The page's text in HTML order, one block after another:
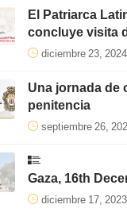
El Patriarca
concluye visita
diciembre 23, 2024
Una jornada
penitencia
septiembre 26,
Gaza, 16th
diciembre 17, 2023